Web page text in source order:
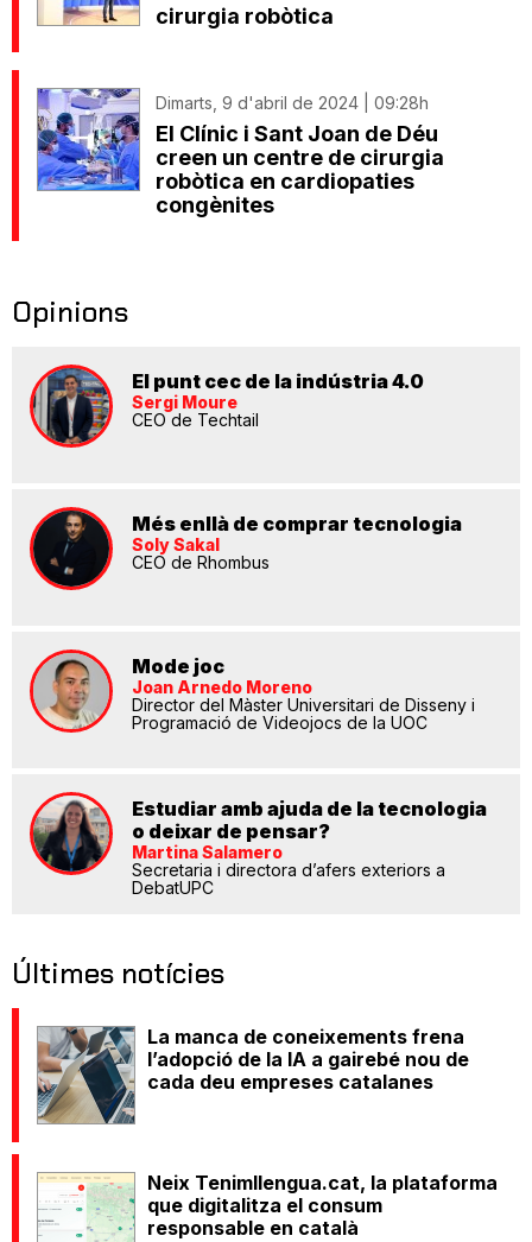
cirurgia robòtica
Dimarts, 9 d'abril de 2024 | 09:28h
El Clínic i Sant Joan de Déu
creen un centre de cirurgia
robòtica en cardiopaties
congènites
Opinions
El punt cec de la indústria 4.0
Sergi Moure
CEO de Techtail
Més enllà de comprar tecnologia
Soly Sakal
CEO de Rhombus
Mode joc
Joan Arnedo Moreno
Director del Màster Universitari de Disseny i
Programació de Videojocs de la UOC
Estudiar amb ajuda de la tecnologia
o deixar de pensar?
Martina Salamero
Secretaria i directora d’afers exteriors a
DebatUPC
Últimes notícies
La manca de coneixements frena
l’adopció de la IA a gairebé nou de
cada deu empreses catalanes
Neix Tenimllengua.cat, la plataforma
que digitalitza el consum
responsable en català